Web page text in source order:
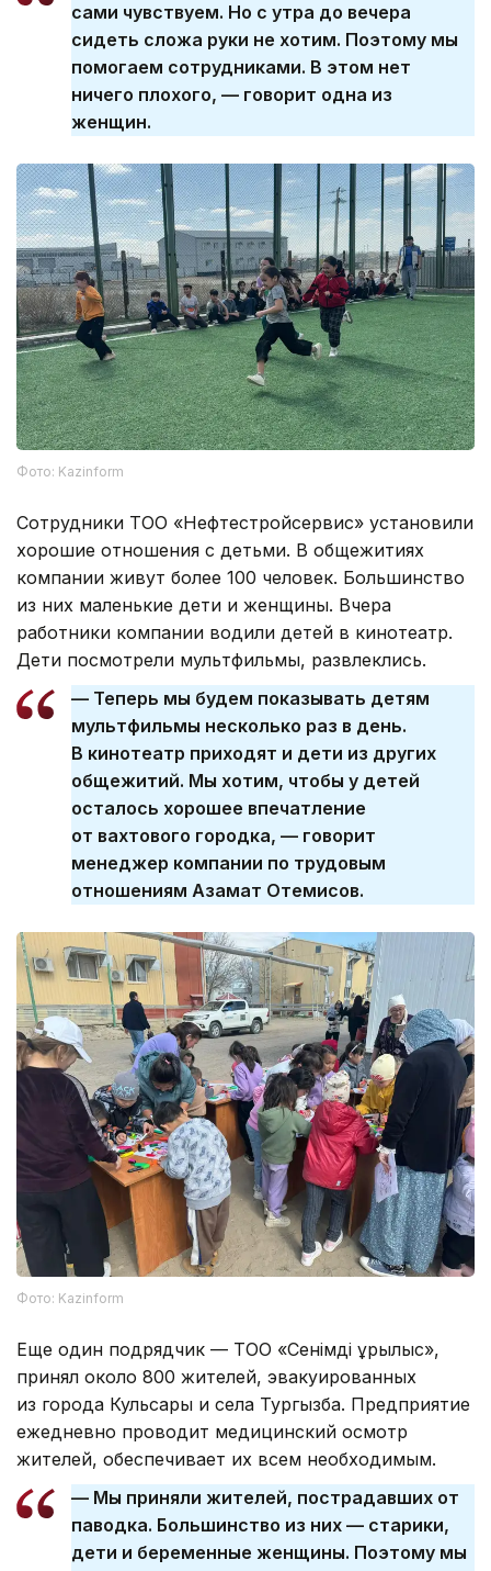
сами чувствуем. Но с утра до вечера
сидеть сложа руки не хотим. Поэтому мы
помогаем сотрудниками. В этом нет
ничего плохого, — говорит одна из
женщин.
Фото: Kazinform
Сотрудники ТОО «Нефтестройсервис» установили
хорошие отношения с детьми. В общежитиях
компании живут более 100 человек. Большинство
из них маленькие дети и женщины. Вчера
работники компании водили детей в кинотеатр.
Дети посмотрели мультфильмы, развлеклись.
— Теперь мы будем показывать детям
мультфильмы несколько раз в день.
В кинотеатр приходят и дети из других
общежитий. Мы хотим, чтобы у детей
осталось хорошее впечатление
от вахтового городка, — говорит
менеджер компании по трудовым
отношениям Азамат Отемисов.
Фото: Kazinform
Еще один подрядчик — ТОО «Сенімді құрылыс»,
принял около 800 жителей, эвакуированных
из города Кульсары и села Тургызба. Предприятие
ежедневно проводит медицинский осмотр
жителей, обеспечивает их всем необходимым.
— Мы приняли жителей, пострадавших от
паводка. Большинство из них — старики,
дети и беременные женщины. Поэтому мы